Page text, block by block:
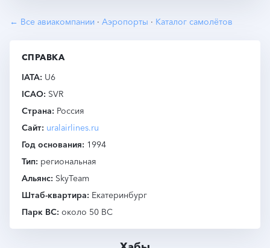
← Все авиакомпании · Аэропорты · Каталог самолётов
СПРАВКА
IATA U6
ICAO SVR
Страна Россия
Сайт uralairlines.ru
Год основания 1994
Тип региональная
Альянс SkyTeam
Штаб-квартира Екатеринбург
Парк ВС около 50 ВС